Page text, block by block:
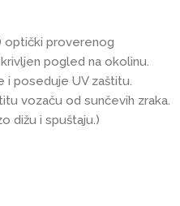
optički proverenog
pogled na okolinu.
i poseduje UV zaštitu.
vozaču od sunčevih zraka.
dižu i spuštaju.)